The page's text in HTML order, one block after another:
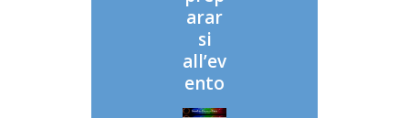
arar
si
all’ev
ento